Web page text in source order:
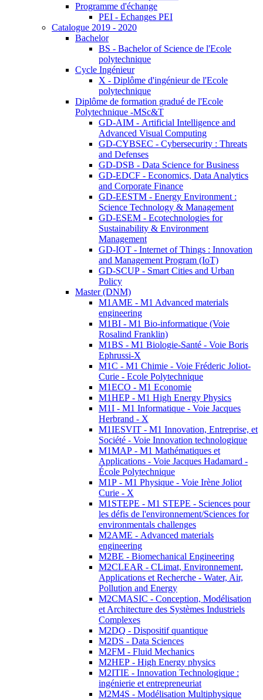
Programme d'échange
PEI - Echanges PEI
Catalogue 2019 - 2020
Bachelor
BS - Bachelor of Science de l'Ecole
polytechnique
Cycle Ingénieur
X - Diplôme d'ingénieur de l'Ecole
polytechnique
Diplôme de formation gradué de l'Ecole
Polytechnique -MSc&T
GD-AIM - Artificial Intelligence and
Advanced Visual Computing
GD-CYBSEC - Cybersecurity : Threats
and Defenses
GD-DSB - Data Science for Business
GD-EDCF - Economics, Data Analytics
and Corporate Finance
GD-EESTM - Energy Environment :
Science Technology & Management
GD-ESEM - Ecotechnologies for
Sustainability & Environment
Management
GD-IOT - Internet of Things : Innovation
and Management Program (IoT)
GD-SCUP - Smart Cities and Urban
Policy
Master (DNM)
M1AME - M1 Advanced materials
engineering
M1BI - M1 Bio-informatique (Voie
Rosalind Franklin)
M1BS - M1 Biologie-Santé - Voie Boris
Ephrussi-X
M1C - M1 Chimie - Voie Fréderic Joliot-
Curie - Ecole Polytechnique
M1ECO - M1 Economie
M1HEP - M1 High Energy Physics
M1I - M1 Informatique - Voie Jacques
Herbrand - X
M1IESVIT - M1 Innovation, Entreprise, et
Société - Voie Innovation technologique
M1MAP - M1 Mathématiques et
Applications - Voie Jacques Hadamard -
École Polytechnique
M1P - M1 Physique - Voie Irène Joliot
Curie - X
M1STEPE - M1 STEPE - Sciences pour
les défis de l'environnement/Sciences for
environmentals challenges
M2AME - Advanced materials
engineering
M2BE - Biomechanical Engineering
M2CLEAR - CLimat, Environnement,
Applications et Recherche - Water, Air,
Pollution and Energy
M2CMASIC - Conception, Modélisation
et Architecture des Systèmes Industriels
Complexes
M2DQ - Dispositif quantique
M2DS - Data Sciences
M2FM - Fluid Mechanics
M2HEP - High Energy physics
M2ITIE - Innovation Technologique :
ingénierie et entrepreneuriat
M2M4S - Modélisation Multiphysique